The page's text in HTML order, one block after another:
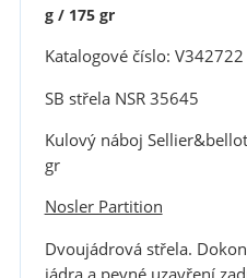
g / 175 gr
Katalogové číslo: V342722
SB střela NSR 35645
Kulový náboj Sellier&bellot
gr
Nosler Partition
Dvoujádrová střela.